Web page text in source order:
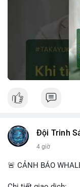
phát triển bền vững
🎥 Xem video trực
Nguồn:
Đội Trinh
4 giờ
🚨 CẢNH BÁO